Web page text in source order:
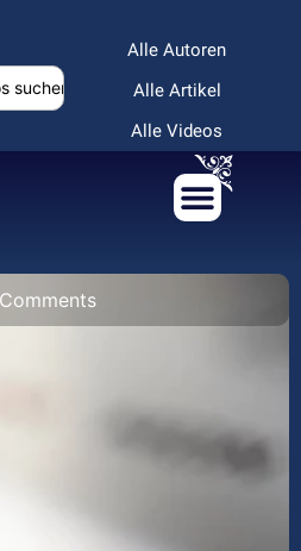
Alle Autoren
Alle Artikel
Alle Videos